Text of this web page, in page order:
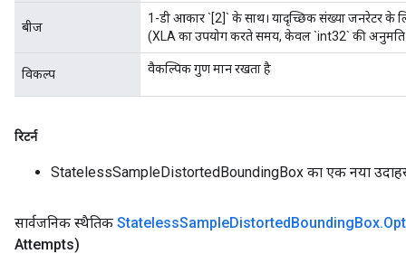
बीज
1-डी आकार `[2]` के साथ। यादृच्छिक संख्या जनरेटर के
(XLA का उपयोग करते समय, केवल `int32` की अनुमति
विकल्प वैकल्पिक गुण मान रखता है
रिटर्न
StatelessSampleDistortedBoundingBox का एक नया
सार्वजनिक स्थैतिक StatelessSampleDistortedBoundingBox.
Attempts)